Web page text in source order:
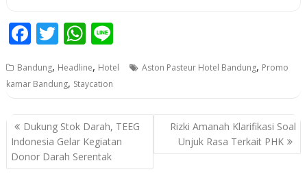
F
e
b
o
o
k
T
itt
er
W
at
s
A
p
p
e
Bandung, Headline, Hotel Aston Pasteur Hotel Bandung, Promo
kamar Bandung, Staycation
P
o
s
Dukung Stok Darah, TEEG
Indonesia Gelar Kegiatan
Donor Darah Serentak
Rizki Amanah Klarifikasi Soal
Unjuk Rasa Terkait PHK